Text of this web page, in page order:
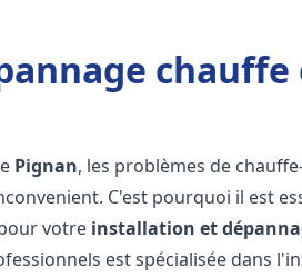
chauffe
Pignan, les problèmes de
C'est pourquoi il est
votre installation et
est spécialisée dans